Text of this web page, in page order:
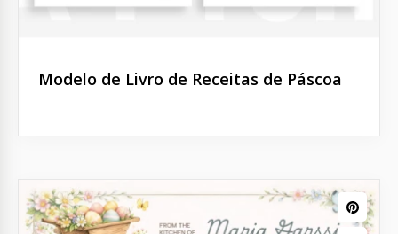
Modelo de Livro de Receitas de Páscoa